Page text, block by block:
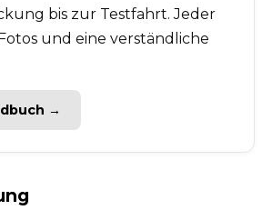
bis zur Testfahrt. Jeder
und eine verständliche
→